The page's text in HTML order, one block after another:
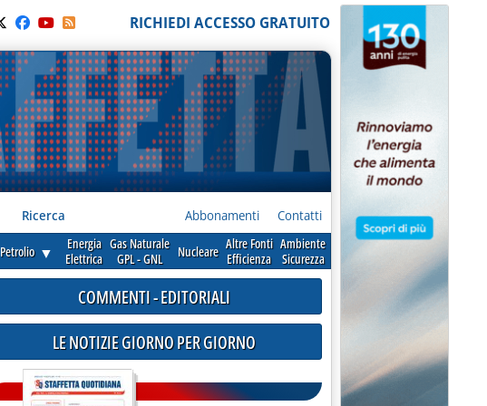
RICHIEDI ACCESSO GRATUITO
Ricerca Abbonamenti Contatti
Petrolio ▼
Energia
Elettrica
Gas Naturale
GPL - GNL
Nucleare Altre Fonti
Efficienza
Ambiente
Sicurezza
COMMENTI - EDITORIALI
LE NOTIZIE GIORNO PER GIORNO